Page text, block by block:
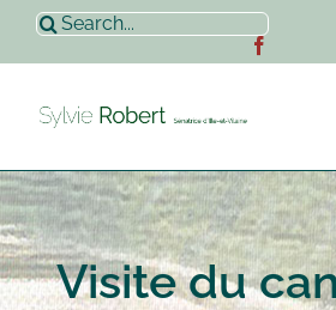
Passer
contenu
Rechercher:
Accueil
Sylvie Robert
Visite du